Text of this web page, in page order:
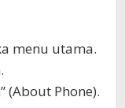
menu utama.
(About Phone).